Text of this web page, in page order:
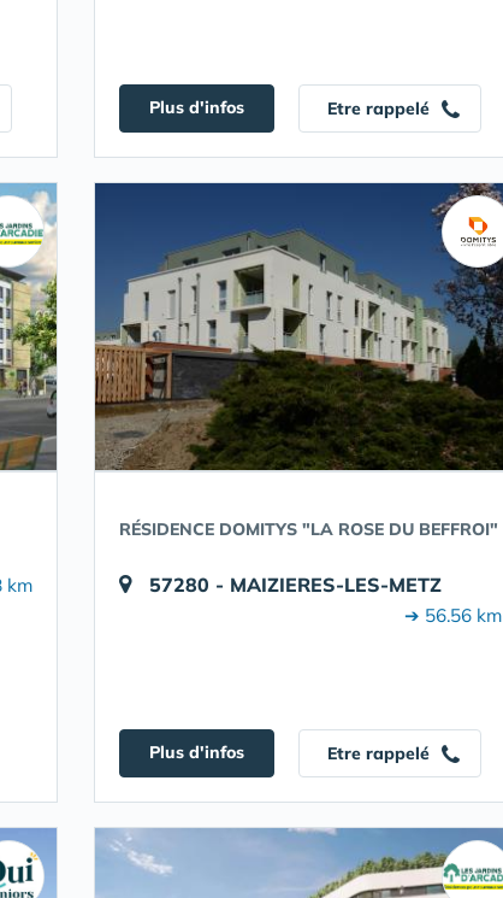
Plus d'infos Etre rappelé
km
RÉSIDENCE DOMITYS "LA ROSE DU BEFFROI"
57280 - MAIZIERES-LES-METZ
➔ 56.56 km
Plus d'infos Etre rappelé